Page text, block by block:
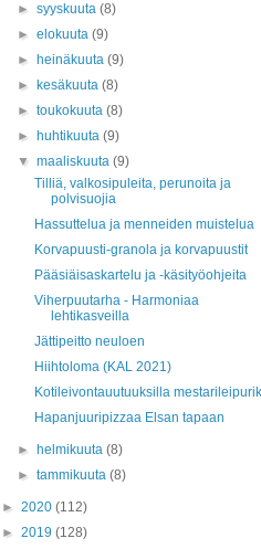
►syyskuuta(8)
►elokuuta(9)
►
heinäkuuta(9)
►
kesäkuuta(8)
►toukokuuta(8)
►
huhtikuuta(9)
▼maaliskuuta(9)
Tilliä, valkosipuleita, perunoita ja
polvisuojia
Hassuttelua ja menneiden muistelua
Korvapuusti-granola ja korvapuustit
Pääsiäisaskartelu ja -käsityöohjeita
Viherpuutarha - Harmoniaa
lehtikasveilla
Jättipeitto neuloen
Hiihtoloma (KAL 2021)
Kotileivontauutuuksilla
Hapanjuuripizzaa Elsan tapaan
► helmikuuta(8)
►tammikuuta(8)
► 2020 (112)
► 2019 (128)